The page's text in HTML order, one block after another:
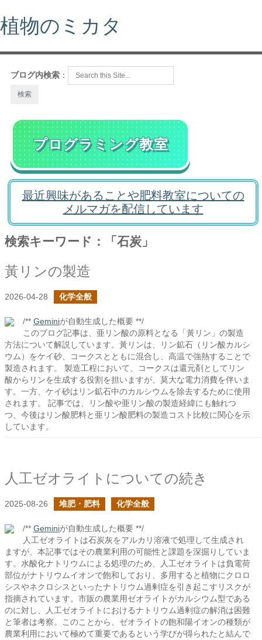
植物のミカタ
ブログ内検索 ：
プログラミング教室
最近興味があることや肥料教室についての
メルマガを配信しています
検索キーワード：「石炭」
黃リンの製造
2026-04-28 化学全般
/** Geminiが自動生成した概要 **/
このブログ記事は、亜リン酸の原料となる「黃リン」の製造
方法について解説しています。黃リンは、リン鉱石（リン酸カルシ
ウム）をケイ砂、コークスとともに混合し、高温で強熱することで
製造されます。 製造工程において、コークスは還元剤としてリン
酸からリンを生成する役割を担いますが、莫大な電力消費を伴いま
す。一方、ケイ砂はリン鉱石中のカルシウムを除去するために使用
されます。 記事では、リン酸や亜リン酸の製造経緯にも触れつ
つ、今後はリン酸肥料と亜リン酸肥料の製造コスト比較に関心を示
しています。
人工ゼオライトについての続き
2025-08-26 堆肥・肥料 化学全般
/** Geminiが自動生成した概要 **/
人工ゼオライトは石炭灰をアルカリ溶液で処理して生成され
ますが、本記事ではその農業利用の可能性と課題を深掘りしていま
す。水酸化ナトリウムによる処理のため、人工ゼオライトは負電荷
部位がナトリウムイオンで飽和しており、多用すると植物にクロロ
シスやネクロシスといったナトリウム過剰症を引き起こすリスクが
指摘されています。市販の農業用ゼオライトがカルシウム型である
のに対し、人工ゼオライトにおけるナトリウム過剰症の解消は困難
と筆者は考察。このことから、ゼオライトの飽和陽イオンの種類が
農業利用において極めて重要であるという学びが得られたと結んで